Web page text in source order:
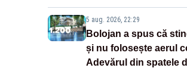
5 aug. 2026, 22:29
Bolojan a spus că
și nu folosește aerul
Adevărul din spatele